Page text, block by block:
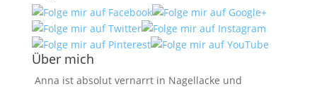
Über mich
Anna ist absolut vernarrt in Nagellacke und